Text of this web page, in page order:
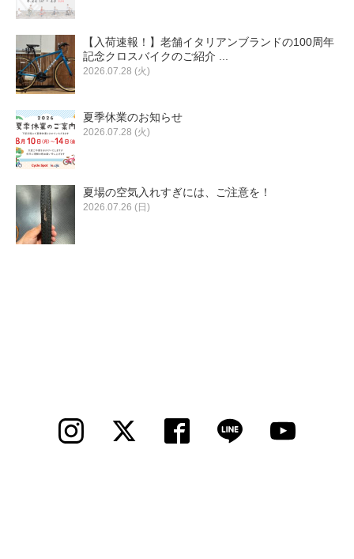
【入荷速報！】老舗イタリアンブランドの100周年
記念クロスバイクのご紹介 ...
2026.07.28 (火)
夏季休業のお知らせ
2026.07.28 (火)
夏場の空気入れすぎには、ご注意を！
2026.07.26 (日)